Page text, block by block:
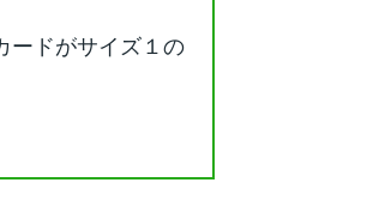
ードがサイズ１の